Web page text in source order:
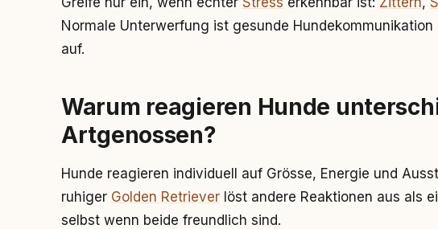
Normale Unterwerfung ist gesunde
auf.
Warum reagieren Hunde
Artgenossen?
Hunde reagieren individuell auf Grösse, Energie und
ruhiger Golden Retriever löst andere Reaktionen aus als
selbst wenn beide freundlich sind.